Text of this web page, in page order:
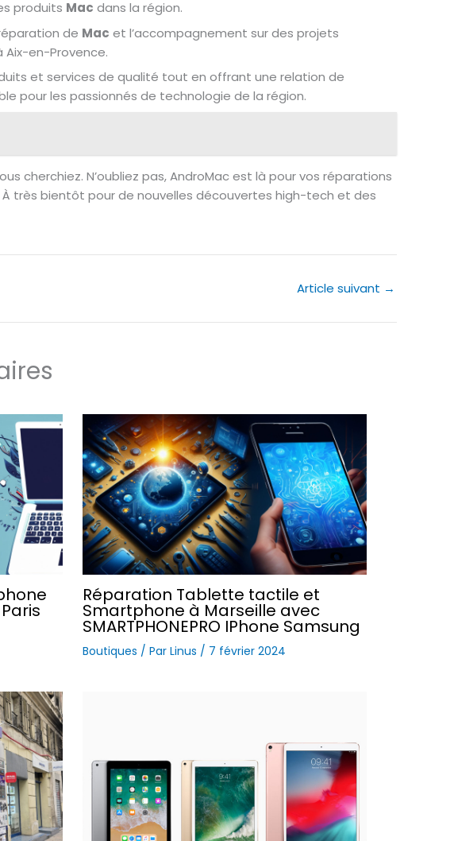
produits Mac dans la région.
de Mac et l’accompagnement sur des projets
Aix-en-Provence.
et services de qualité tout en offrant une relation de
pour les passionnés de technologie de la région.
cherchiez. N’oubliez pas, AndroMac est là pour vos réparations
très bientôt pour de nouvelles découvertes high-tech et des
Article suivant →
Réparation Tablette tactile et
Smartphone à Marseille avec
SMARTPHONEPRO IPhone Samsung
Boutiques / ParLinus / 7 février 2024